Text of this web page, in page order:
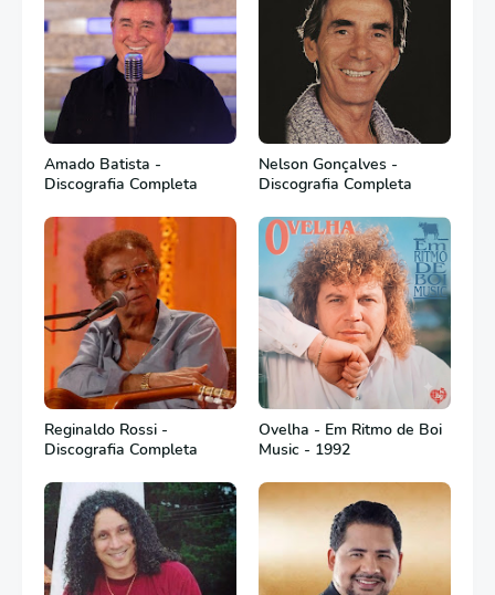
Amado Batista -
Discografia Completa
Nelson Gonçalves -
Discografia Completa
Reginaldo Rossi -
Discografia Completa
Ovelha - Em Ritmo de Boi
Music - 1992